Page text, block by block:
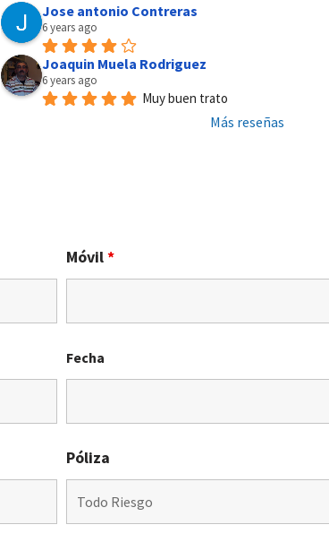
Jose antonio Contreras
6 years ago
Joaquin Muela Rodriguez
6 years ago
Muy buen trato
Más reseñas
Móvil*
Fecha
Póliza